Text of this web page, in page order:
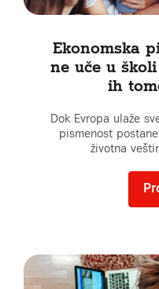
Ekonomska
ne uče u
ih
Dok Evropa ulaže
pismenost
životna